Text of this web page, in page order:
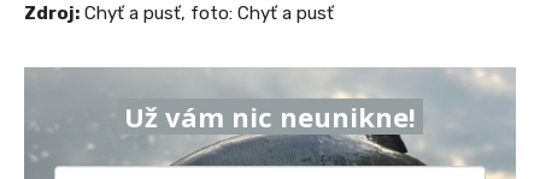
Zdroj: Chyť a pusť, foto: Chyť a pusť
Už vám nic neunikne!